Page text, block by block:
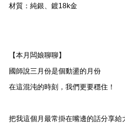
材質： 純銀、鍍18k金
國師說三月份是個動盪的月份
在這混沌的時刻，我們更要穩住！
把我這個月最常掛在嘴邊的話分享給